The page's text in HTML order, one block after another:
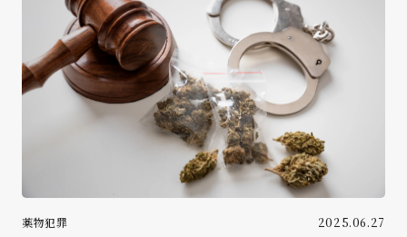
薬物犯罪 2025.06.27